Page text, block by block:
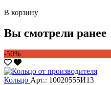
В корзину
Вы смотрели ранее
-50%
Кольцо Арт.: 10020555И13